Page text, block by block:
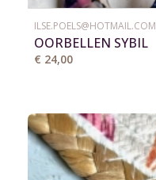
ILSE.POELS@HOTMAIL.COM
OORBELLEN SYBIL
€ 24,00